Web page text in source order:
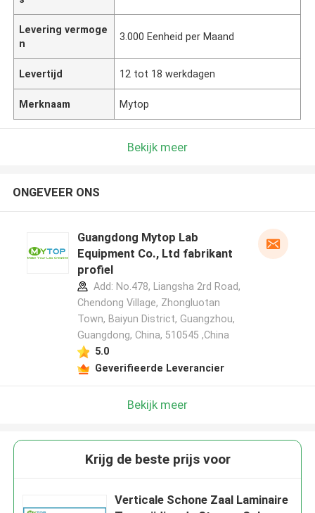
Levering vermoge
n
3.000 Eenheid per Maand
Levertijd 12 tot 18 werkdagen
Merknaam Mytop
Bekijk meer
ONGEVEER ONS
Guangdong Mytop Lab
Equipment Co., Ltd fabrikant
profiel
Add: No.478, Liangsha 2rd Road,
Chendong Village, Zhongluotan
Town, Baiyun District, Guangzhou,
Guangdong, China, 510545 ,China
5.0
Geverifieerde Leverancier
Bekijk meer
Krijg de beste prijs voor
Verticale Schone Zaal Laminaire